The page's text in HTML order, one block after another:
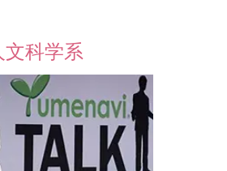
文科学系